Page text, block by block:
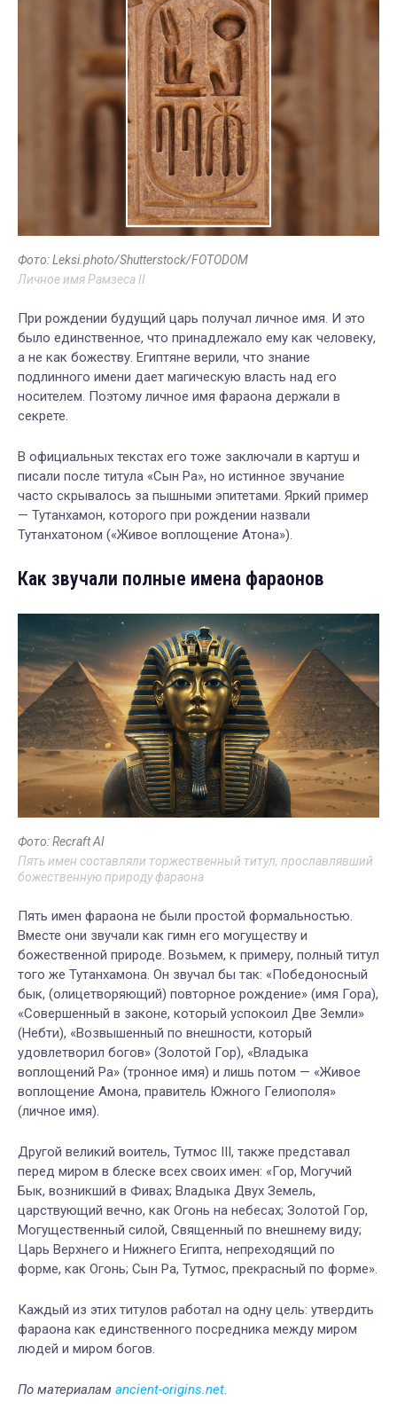
Фото: Leksi.photo/Shutterstock/FOTODOM
Личное имя Рамзеса II
При рождении будущий царь получал личное имя. И это
было единственное, что принадлежало ему как человеку,
а не как божеству. Египтяне верили, что знание
подлинного имени дает магическую власть над его
носителем. Поэтому личное имя фараона держали в
секрете.
В официальных текстах его тоже заключали в картуш и
писали после титула «Сын Ра», но истинное звучание
часто скрывалось за пышными эпитетами. Яркий пример
— Тутанхамон, которого при рождении назвали
Тутанхатоном («Живое воплощение Атона»).
Как звучали полные имена фараонов
Фото: Recraft AI
Пять имен составляли торжественный титул, прославлявший
божественную природу фараона
Пять имен фараона не были простой формальностью.
Вместе они звучали как гимн его могуществу и
божественной природе. Возьмем, к примеру, полный титул
того же Тутанхамона. Он звучал бы так: «Победоносный
бык, (олицетворяющий) повторное рождение» (имя Гора),
«Совершенный в законе, который успокоил Две Земли»
(Небти), «Возвышенный по внешности, который
удовлетворил богов» (Золотой Гор), «Владыка
воплощений Ра» (тронное имя) и лишь потом — «Живое
воплощение Амона, правитель Южного Гелиополя»
(личное имя).
Другой великий воитель, Тутмос III, также представал
перед миром в блеске всех своих имен: «Гор, Могучий
Бык, возникший в Фивах; Владыка Двух Земель,
царствующий вечно, как Огонь на небесах; Золотой Гор,
Могущественный силой, Священный по внешнему виду;
Царь Верхнего и Нижнего Египта, непреходящий по
форме, как Огонь; Сын Ра, Тутмос, прекрасный по форме».
Каждый из этих титулов работал на одну цель: утвердить
фараона как единственного посредника между миром
людей и миром богов.
По материалам ancient-origins.net.